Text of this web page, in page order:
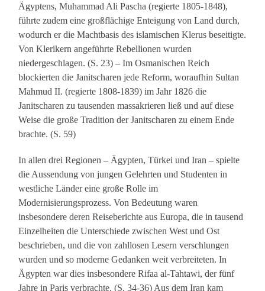
Ägyptens, Muhammad Ali Pascha (regierte 1805-1848),
führte zudem eine großflächige Enteigung von Land durch,
wodurch er die Machtbasis des islamischen Klerus beseitigte.
Von Klerikern angeführte Rebellionen wurden
niedergeschlagen. (S. 23) – Im Osmanischen Reich
blockierten die Janitscharen jede Reform, woraufhin Sultan
Mahmud II. (regierte 1808-1839) im Jahr 1826 die
Janitscharen zu tausenden massakrieren ließ und auf diese
Weise die große Tradition der Janitscharen zu einem Ende
brachte. (S. 59)
In allen drei Regionen – Ägypten, Türkei und Iran – spielte
die Aussendung von jungen Gelehrten und Studenten in
westliche Länder eine große Rolle im
Modernisierungsprozess. Von Bedeutung waren
insbesondere deren Reiseberichte aus Europa, die in tausend
Einzelheiten die Unterschiede zwischen West und Ost
beschrieben, und die von zahllosen Lesern verschlungen
wurden und so moderne Gedanken weit verbreiteten. In
Ägypten war dies insbesondere Rifaa al-Tahtawi, der fünf
Jahre in Paris verbrachte. (S. 34-36) Aus dem Iran kam